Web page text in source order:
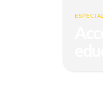
ESPECIAL